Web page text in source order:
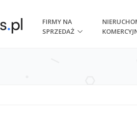
FIRMY NA
SPRZEDAŻ